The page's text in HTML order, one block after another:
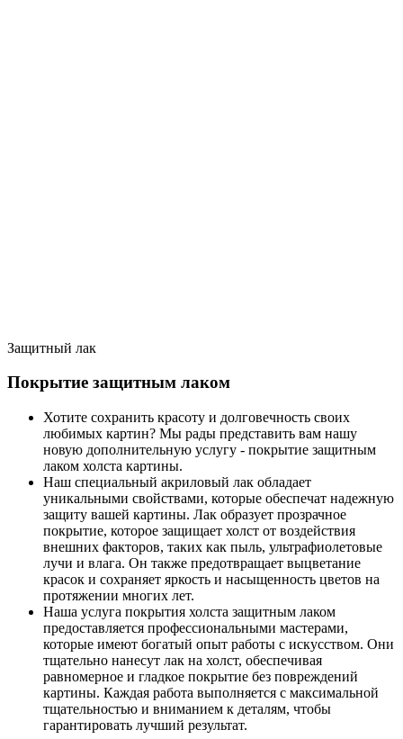
Защитный лак
Покрытие защитным лаком
Хотите сохранить красоту и долговечность своих
любимых картин? Мы рады представить вам нашу
новую дополнительную услугу - покрытие защитным
лаком холста картины.
Наш специальный акриловый лак обладает
уникальными свойствами, которые обеспечат надежную
защиту вашей картины. Лак образует прозрачное
покрытие, которое защищает холст от воздействия
внешних факторов, таких как пыль, ультрафиолетовые
лучи и влага. Он также предотвращает выцветание
красок и сохраняет яркость и насыщенность цветов на
протяжении многих лет.
Наша услуга покрытия холста защитным лаком
предоставляется профессиональными мастерами,
которые имеют богатый опыт работы с искусством. Они
тщательно нанесут лак на холст, обеспечивая
равномерное и гладкое покрытие без повреждений
картины. Каждая работа выполняется с максимальной
тщательностью и вниманием к деталям, чтобы
гарантировать лучший результат.